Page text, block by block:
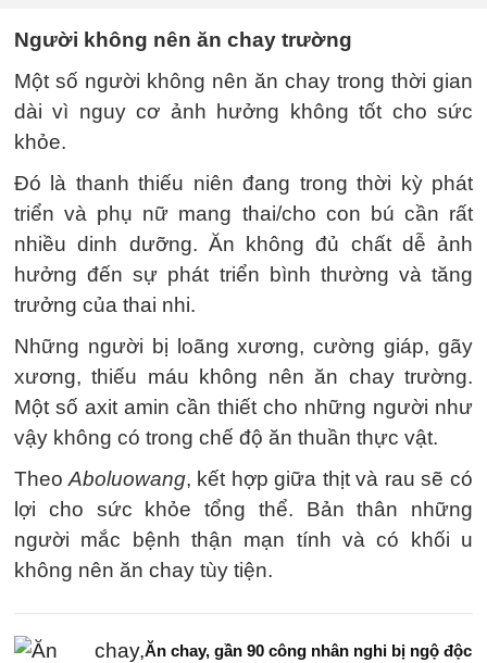
Người không nên ăn chay trường
Một số người không nên ăn chay trong thời gian
dài vì nguy cơ ảnh hưởng không tốt cho sức
khỏe.
Đó là thanh thiếu niên đang trong thời kỳ phát
triển và phụ nữ mang thai/cho con bú cần rất
nhiều dinh dưỡng. Ăn không đủ chất dễ ảnh
hưởng đến sự phát triển bình thường và tăng
trưởng của thai nhi.
Những người bị loãng xương, cường giáp, gãy
xương, thiếu máu không nên ăn chay trường.
Một số axit amin cần thiết cho những người như
vậy không có trong chế độ ăn thuần thực vật.
Theo Aboluowang, kết hợp giữa thịt và rau sẽ có
lợi cho sức khỏe tổng thể. Bản thân những
người mắc bệnh thận mạn tính và có khối u
không nên ăn chay tùy tiện.
Ăn chay, gần 90 công nhân nghi bị ngộ độc